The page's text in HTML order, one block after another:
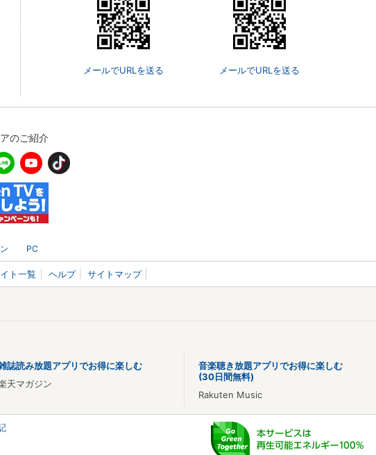
メールでURLを送る
メールでURLを送る
のご紹介
PC
ト一覧 ヘルプ サイトマップ
誌読み放題アプリでお得に楽しむ
天マガジン
音楽聴き放題アプリでお得に楽しむ
(30日間無料)
Rakuten Music